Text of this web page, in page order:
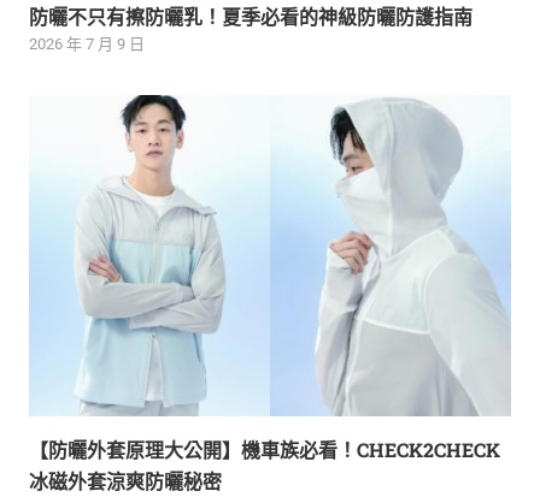
防曬不只有擦防曬乳！夏季必看的神級防曬防護指南
2026 年 7 月 9 日
【防曬外套原理大公開】機車族必看！CHECK2CHECK
冰磁外套涼爽防曬秘密